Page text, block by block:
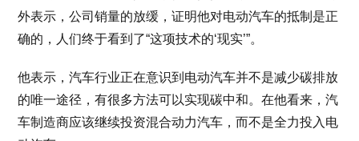
外表示，公司销量的放缓，证明他对电动汽车的抵制是正
确的，人们终于看到了“这项技术的‘现实’”。
他表示，汽车行业正在意识到电动汽车并不是减少碳排放
的唯一途径，有很多方法可以实现碳中和。在他看来，汽
车制造商应该继续投资混合动力汽车，而不是全力投入电